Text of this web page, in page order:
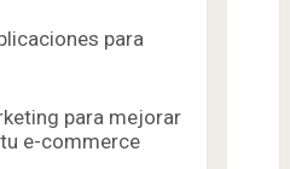
para
para mejorar
e-commerce